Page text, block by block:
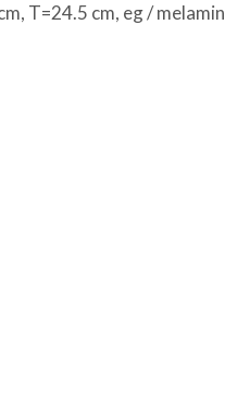
T=24.5 cm, eg / melamin